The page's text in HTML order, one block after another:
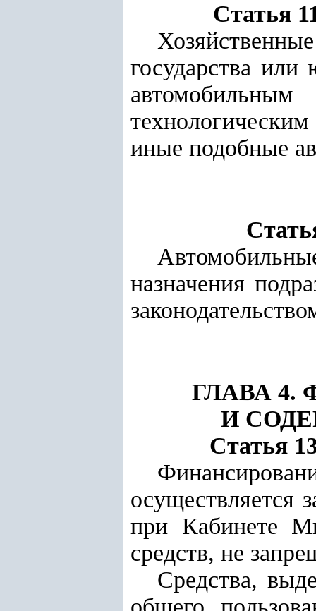
Статья
государства
иные подобные
назначения
ГЛАВА 4.
И
Статья
осуществляется
при Кабинете
средств, не
Средства,